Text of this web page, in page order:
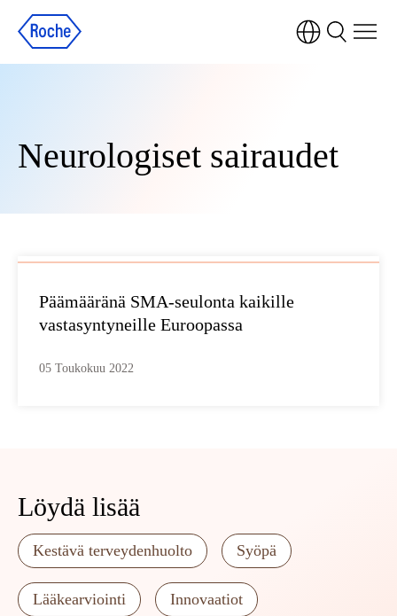
Neurologiset sairaudet
Päämääränä SMA-seulonta kaikille
vastasyntyneille Euroopassa
05 Toukokuu 2022
Löydä lisää
Kestävä terveydenhuolto Syöpä
Lääkearviointi Innovaatiot